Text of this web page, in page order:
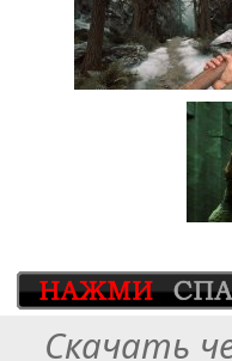
Скачать